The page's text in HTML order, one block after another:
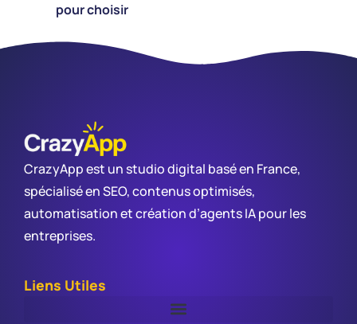
pour choisir
CrazyApp est un studio digital basé en France,
spécialisé en SEO, contenus optimisés,
automatisation et création d’agents IA pour les
entreprises.
Liens Utiles